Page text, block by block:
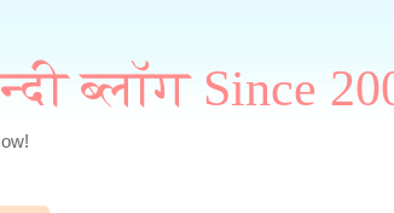
ब्लॉग Since